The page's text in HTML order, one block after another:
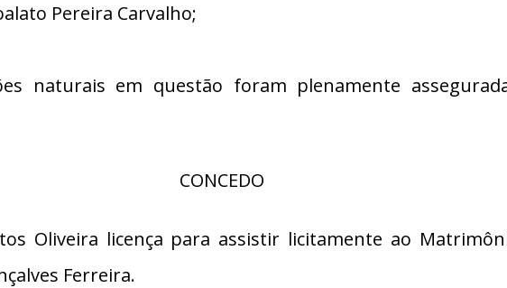
Pereira Carvalho;
naturais em questão foram plenamente
CONCEDO
Oliveira licença para assistir licitamente ao
Ferreira.